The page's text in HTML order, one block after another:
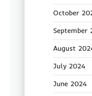
October
September
August
July 2024
June 2024